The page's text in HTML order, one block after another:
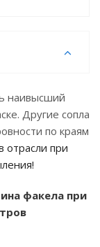
наивысший
Другие сопла
по краям
отрасли при
факела при